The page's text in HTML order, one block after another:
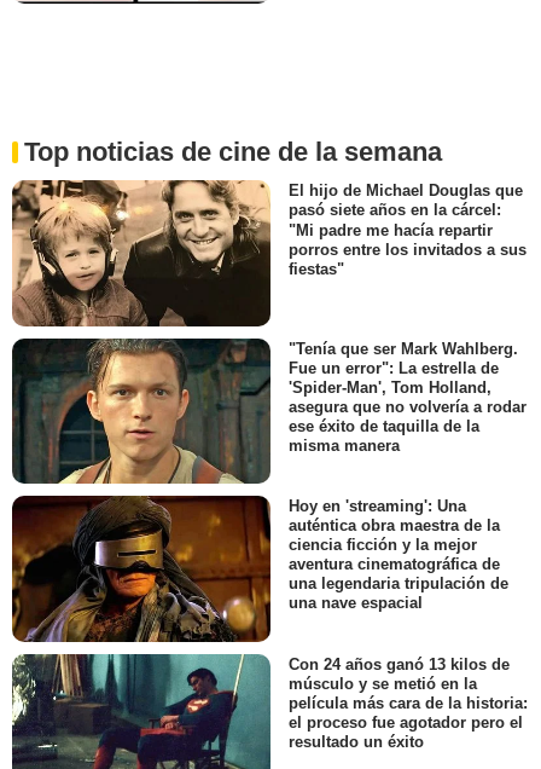
Top noticias de cine de la semana
El hijo de Michael Douglas que
pasó siete años en la cárcel:
"Mi padre me hacía repartir
porros entre los invitados a sus
fiestas"
"Tenía que ser Mark Wahlberg.
Fue un error": La estrella de
'Spider-Man', Tom Holland,
asegura que no volvería a rodar
ese éxito de taquilla de la
misma manera
Hoy en 'streaming': Una
auténtica obra maestra de la
ciencia ficción y la mejor
aventura cinematográfica de
una legendaria tripulación de
una nave espacial
Con 24 años ganó 13 kilos de
músculo y se metió en la
película más cara de la historia:
el proceso fue agotador pero el
resultado un éxito